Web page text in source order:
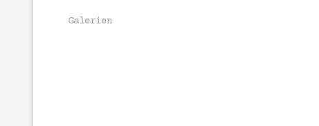
Galerien